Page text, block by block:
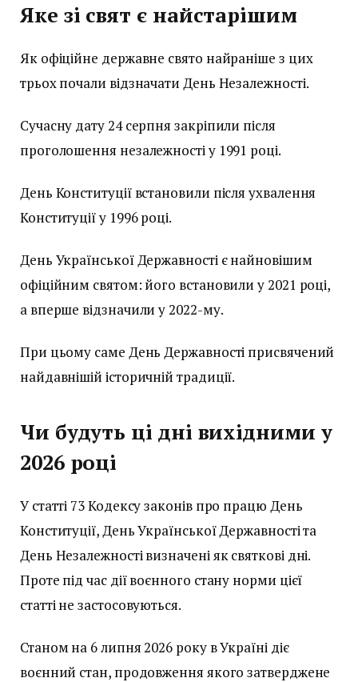
Яке зі свят є найстарішим
Як офіційне державне свято найраніше з цих
трьох почали відзначати День Незалежності.
Сучасну дату 24 серпня закріпили після
проголошення незалежності у 1991 році.
День Конституції встановили після ухвалення
Конституції у 1996 році.
День Української Державності є найновішим
офіційним святом: його встановили у 2021 році,
а вперше відзначили у 2022-му.
При цьому саме День Державності присвячений
найдавнішій історичній традиції.
Чи будуть ці дні вихідними у
2026 році
У статті 73 Кодексу законів про працю День
Конституції, День Української Державності та
День Незалежності визначені як святкові дні.
Проте під час дії воєнного стану норми цієї
статті не застосовуються.
Станом на 6 липня 2026 року в Україні діє
воєнний стан, продовження якого затверджене